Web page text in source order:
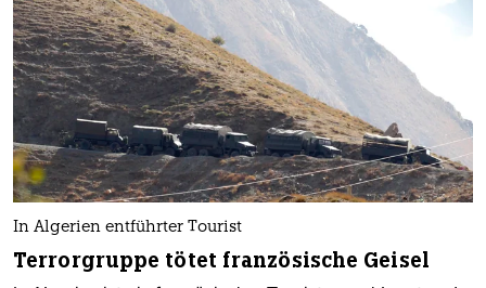
In Algerien entführter Tourist
Terrorgruppe tötet französische Geisel